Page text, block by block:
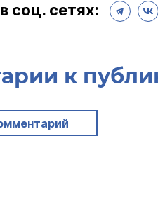
соц. сетях:
к